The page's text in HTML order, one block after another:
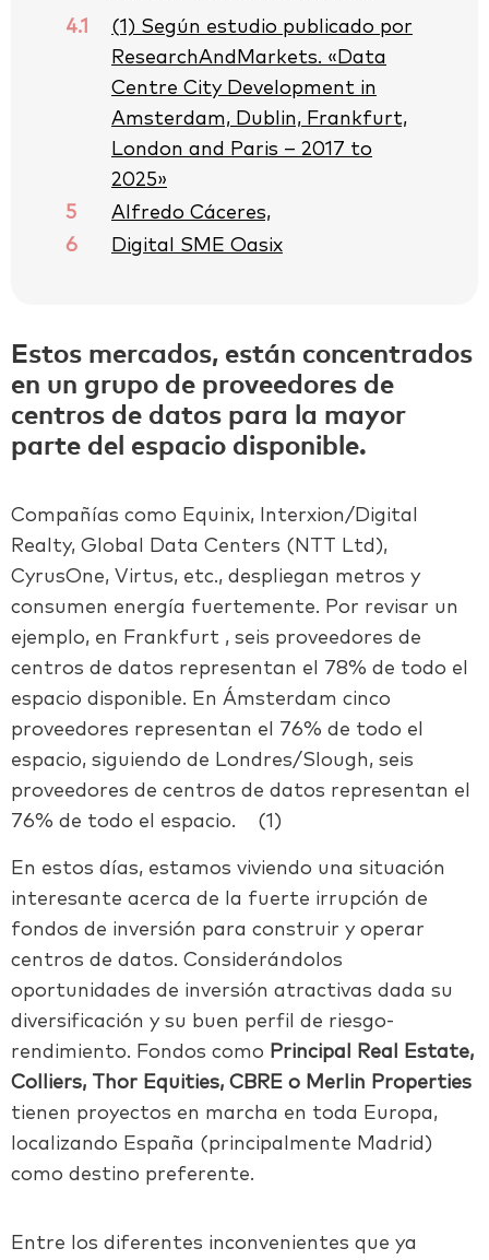
4.1
(1) Según estudio publicado por
ResearchAndMarkets. «Data
Centre City Development in
Amsterdam, Dublin, Frankfurt,
London and Paris – 2017 to
2025»
5
Alfredo Cáceres,
6
Digital SME Oasix
Estos mercados, están concentrados
en un grupo de proveedores de
centros de datos para la mayor
parte del espacio disponible.
Compañías como Equinix, Interxion/Digital
Realty, Global Data Centers (NTT Ltd),
CyrusOne, Virtus, etc., despliegan metros y
consumen energía fuertemente. Por revisar un
ejemplo, en Frankfurt , seis proveedores de
centros de datos representan el 78% de todo el
espacio disponible. En Ámsterdam cinco
proveedores representan el 76% de todo el
espacio, siguiendo de Londres/Slough, seis
proveedores de centros de datos representan el
76% de todo el espacio. (1)
En estos días, estamos viviendo una situación
interesante acerca de la fuerte irrupción de
fondos de inversión para construir y operar
centros de datos. Considerándolos
oportunidades de inversión atractivas dada su
diversificación y su buen perfil de riesgo-
rendimiento. Fondos como Principal Real Estate,
Colliers, Thor Equities, CBRE o Merlin Properties
tienen proyectos en marcha en toda Europa,
localizando España (principalmente Madrid)
como destino preferente.
Entre los diferentes inconvenientes que ya